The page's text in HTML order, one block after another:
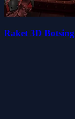
Raket 3D Botsing